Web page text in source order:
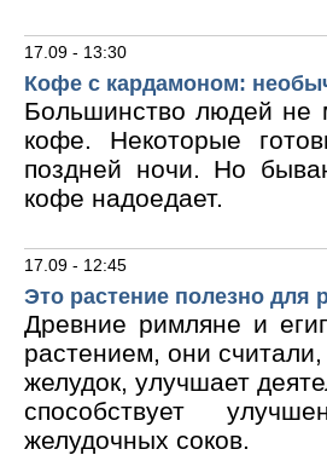
17.09 - 13:30
Кофе с кардамоном:
Большинство людей не
кофе. Некоторые
поздней ночи. Но
кофе надоедает.
17.09 - 12:45
Это растение полезно для
Древние римляне и
растением, они
желудок, улучшает
способствует
желудочных соков.